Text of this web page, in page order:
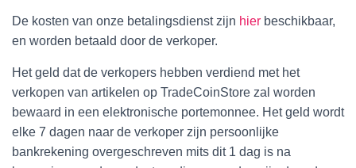
De kosten van onze betalingsdienst zijn hier beschikbaar,
en worden betaald door de verkoper.
Het geld dat de verkopers hebben verdiend met het
verkopen van artikelen op TradeCoinStore zal worden
bewaard in een elektronische portemonnee. Het geld wordt
elke 7 dagen naar de verkoper zijn persoonlijke
bankrekening overgeschreven mits dit 1 dag is na